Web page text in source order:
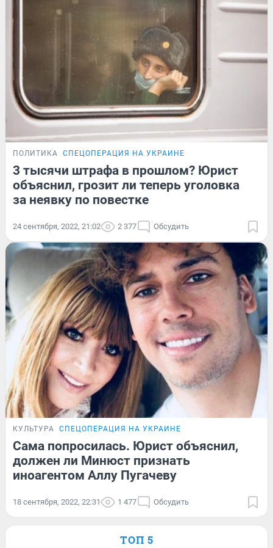
ПОЛИТИКА СПЕЦОПЕРАЦИЯ НА УКРАИНЕ
3 тысячи штрафа в прошлом? Юрист
объяснил, грозит ли теперь уголовка
за неявку по повестке
24 сентября, 2022, 21:02 2 377 Обсудить
КУЛЬТУРА СПЕЦОПЕРАЦИЯ НА УКРАИНЕ
Сама попросилась. Юрист объяснил,
должен ли Минюст признать
иноагентом Аллу Пугачеву
18 сентября, 2022, 22:31 1 477 Обсудить
ТОП 5